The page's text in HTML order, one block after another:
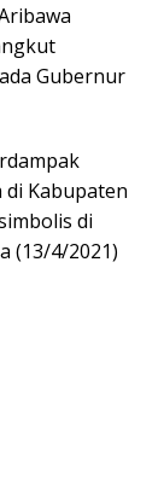
Gubernur
di Kabupaten
di
(13/4/2021)